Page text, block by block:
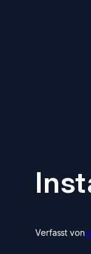
Verfasst von